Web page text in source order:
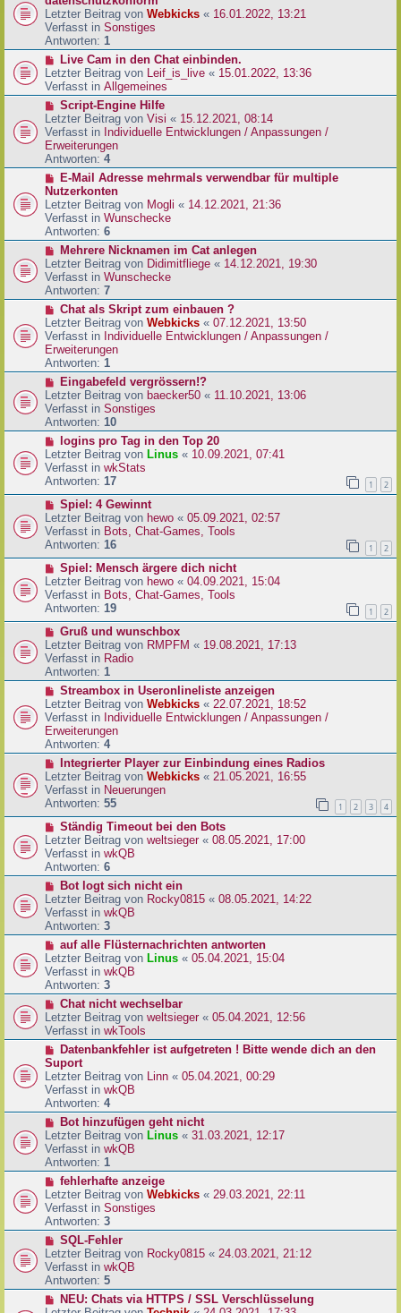
g
B
e
i
t
a
g
u
e
r
B
e
i
t
a
g
Letzter Beitrag von Webkicks « 16.01.2022, 13:21
Verfasst in Sonstiges
Antworten: 1
N
e
u
e
r
B
e
i
t
a
g
Live Cam in den Chat einbinden.
Letzter Beitrag von Leif_is_live « 15.01.2022, 13:36
Verfasst in Allgemeines
N
e
u
e
r
B
e
i
t
r
a
g
Script-Engine Hilfe
Letzter Beitrag von Visi « 15.12.2021, 08:14
Verfasst in Individuelle Entwicklungen / Anpassungen /
Erweiterungen
Antworten: 4
N
e
u
e
r
B
e
i
t
r
a
g
E-Mail Adresse mehrmals verwendbar für multiple
Nutzerkonten
Letzter Beitrag von Mogli « 14.12.2021, 21:36
Verfasst in Wunschecke
Antworten: 6
N
e
u
e
r
B
e
i
t
r
a
g
Mehrere Nicknamen im Cat anlegen
Letzter Beitrag von Didimitfliege « 14.12.2021, 19:30
Verfasst in Wunschecke
Antworten: 7
N
e
u
e
r
B
e
i
t
r
a
g
Chat als Skript zum einbauen ?
Letzter Beitrag von Webkicks « 07.12.2021, 13:50
Verfasst in Individuelle Entwicklungen / Anpassungen /
Erweiterungen
Antworten: 1
N
e
u
e
r
B
e
i
t
a
g
Eingabefeld vergrössern!?
Letzter Beitrag von baecker50 « 11.10.2021, 13:06
Verfasst in Sonstiges
Antworten: 10
N
e
u
e
r
B
e
i
t
r
a
g
logins pro Tag in den Top 20
Letzter Beitrag von Linus « 10.09.2021, 07:41
Verfasst in wkStats
Antworten: 17 1 2
N
e
u
e
r
B
e
i
t
r
a
g
Spiel: 4 Gewinnt
Letzter Beitrag von hewo « 05.09.2021, 02:57
Verfasst in Bots, Chat-Games, Tools
Antworten: 16 1 2
N
e
u
e
r
B
e
i
t
a
g
Spiel: Mensch ärgere dich nicht
Letzter Beitrag von hewo « 04.09.2021, 15:04
Verfasst in Bots, Chat-Games, Tools
Antworten: 19 1 2
N
e
u
e
r
B
e
i
t
r
a
g
Gruß und wunschbox
Letzter Beitrag von RMPFM « 19.08.2021, 17:13
Verfasst in Radio
Antworten: 1
N
e
u
e
r
B
e
i
t
r
a
g
Streambox in Useronlineliste anzeigen
Letzter Beitrag von Webkicks « 22.07.2021, 18:52
Verfasst in Individuelle Entwicklungen / Anpassungen /
Erweiterungen
Antworten: 4
N
e
u
e
r
B
e
i
t
a
g
Integrierter Player zur Einbindung eines Radios
Letzter Beitrag von Webkicks « 21.05.2021, 16:55
Verfasst in Neuerungen
Antworten: 55 1 2 3 4
N
e
u
e
r
B
e
i
t
a
g
Ständig Timeout bei den Bots
Letzter Beitrag von weltsieger« 08.05.2021, 17:00
Verfasst in wkQB
Antworten: 6
N
e
u
e
r
B
e
i
t
a
g
Bot logt sich nicht ein
Letzter Beitrag von Rocky0815 « 08.05.2021, 14:22
Verfasst in wkQB
Antworten: 3
N
e
u
e
r
B
e
i
r
a
g
auf alle Flüsternachrichten antworten
Letzter Beitrag von Linus « 05.04.2021, 15:04
Verfasst in wkQB
Antworten: 3
N
e
u
e
B
e
i
t
a
g
Chat nicht wechselbar
Letzter Beitrag von weltsieger « 05.04.2021, 12:56
Verfasst in wkTools
N
e
u
e
r
B
e
i
t
r
a
g
Datenbankfehler ist aufgetreten ! Bitte wende dich an den
Suport
Letzter Beitrag von Linn « 05.04.2021, 00:29
Verfasst in wkQB
Antworten: 4
N
e
u
e
r
B
e
i
t
a
g
Bot hinzufügen geht nicht
Letzter Beitrag von Linus « 31.03.2021, 12:17
Verfasst in wkQB
Antworten: 1
N
e
u
e
r
B
e
i
t
fehlerhafte anzeige
Letzter Beitrag von Webkicks « 29.03.2021, 22:11
Verfasst in Sonstiges
Antworten: 3
N
e
u
e
r
B
SQL-Fehler
Letzter Beitrag von Rocky0815 « 24.03.2021, 21:12
Verfasst in wkQB
Antworten: 5
NNEU: Chats via HTTPS / SSL Verschlüsselung